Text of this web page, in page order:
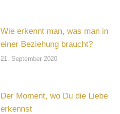
Wie erkennt man, was man in
einer Beziehung braucht?
21. September 2020
Der Moment, wo Du die Liebe
erkennst